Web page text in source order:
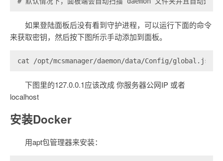
如果登陆面板后没有看到守护进程，可以运行下面的命令
来获取密钥，然后按下图所示手动添加到面板。
cat /opt/mcsmanager/daemon/data/Config/global.json
下图里的127.0.0.1应该改成 你服务器公网IP 或者
localhost
安装Docker
用apt包管理器来安装：